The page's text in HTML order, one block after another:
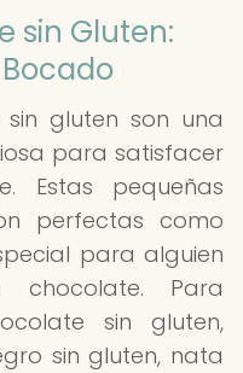
sin Gluten:
gluten son una
para satisfacer
Estas pequeñas
perfectas como
para alguien
Para
sin gluten,
sin gluten, nata